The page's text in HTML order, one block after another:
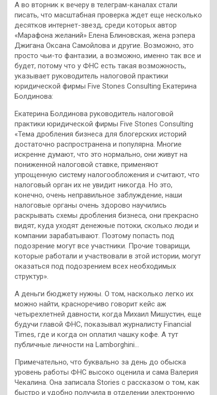
А во вторник к вечеру в телеграм-каналах стали
писать, что масштабная проверка ждет еще несколько
десятков интернет-звезд, среди которых автор
«Марафона желаний» Елена Блиновская, жена рэпера
Джигана Оксана Самойлова и другие. Возможно, это
просто чьи-то фантазии, а возможно, именно так все и
будет, потому что у ФНС есть такая возможность,
указывает руководитель налоговой практики
юридической фирмы Five Stones Consulting Екатерина
Болдинова:
Екатерина Болдинова руководитель налоговой
практики юридической фирмы Five Stones Consulting
«Тема дробления бизнеса для блогерских историй
достаточно распространена и популярна. Многие
искренне думают, что это нормально, они живут на
пониженной налоговой ставке, применяют
упрощенную систему налогообложения и считают, что
налоговый орган их не увидит никогда. Но это,
конечно, очень неправильное заблуждение, наши
налоговые органы очень здорово научились
раскрывать схемы дробления бизнеса, они прекрасно
видят, куда уходят денежные потоки, сколько люди и
компании зарабатывают. Поэтому попасть под
подозрение могут все участники. Прочие товарищи,
которые работали и участвовали в этой истории, могут
оказаться под подозрением всех необходимых
структур».
А деньги бюджету нужны. О том, насколько легко их
можно найти, красноречиво говорит кейс аж
четырехлетней давности, когда Михаил Мишустин, еще
будучи главой ФНС, показывал журналисту Financial
Times, где и когда он оплатил чашку кофе. А тут
публичные личности на Lamborghini…
Примечательно, что буквально за день до обыска
уровень работы ФНС высоко оценила и сама Валерия
Чекалина. Она записала Stories с рассказом о том, как
быстро и удобно получила в отделении электронную